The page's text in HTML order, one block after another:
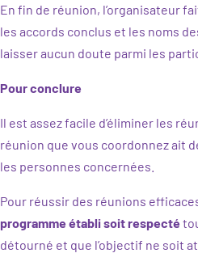
En fin de réunion, l’organisateur
les accords conclus et les noms
laisser aucun doute parmi les
Pour conclure
Il est assez facile d’éliminer les
réunion que vous coordonnez ait
les personnes concernées.
Pour réussir des réunions
programme établi soit respecté
détourné et que l’objectif ne soit